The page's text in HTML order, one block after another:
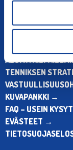
KAIKKI
ALOITA
TENNIKSEN
KUVAPANKKI →
FAQ – USEIN
EVÄSTEET →